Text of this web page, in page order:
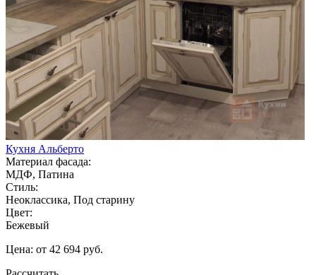
Кухня Альберто
Материал фасада:
МДФ, Патина
Стиль:
Неоклассика, Под старину
Цвет:
Бежевый
Цена: от 42 694 руб.